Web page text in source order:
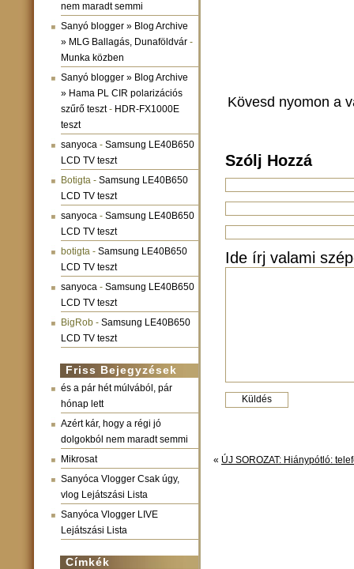
nem maradt semmi
Sanyó blogger » Blog Archive
» MLG Ballagás, Dunaföldvár -
Munka közben
Sanyó blogger » Blog Archive
» Hama PL CIR polarizációs
szűrő teszt- HDR-FX1000E
teszt
sanyoca - Samsung LE40B650
LCD TV teszt
Botigta - Samsung LE40B650
LCD TV teszt
sanyoca - Samsung LE40B650
LCD TV teszt
botigta - Samsung LE40B650
LCD TV teszt
sanyoca - Samsung LE40B650
LCD TV teszt
BigRob - Samsung LE40B650
LCD TV teszt
Friss Bejegyzések
és a pár hét múlvából, pár
hónap lett
Azért kár, hogy a régi jó
dolgokból nem maradt semmi
Mikrosat
Sanyóca Vlogger Csak úgy,
vlog Lejátszási Lista
Sanyóca Vlogger LIVE
Lejátszási Lista
Címkék
Kövesd nyomon a
Szólj Hozzá
Ide írj valami
« ÚJ SOROZAT: Hiánypótló: